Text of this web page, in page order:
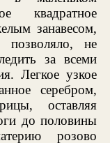
квадратное
занавесом,
не
за всеми
Легкое узкое
серебром,
оставляя
до половины
розово